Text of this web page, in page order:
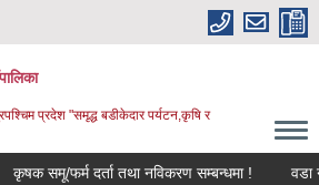
प्रदेश "समृद्ध बडीकेदार पर्यटन,कृषि र
कृषक समू/फर्म दर्ता तथा नविकरण सम्बन्धमा ! वडा